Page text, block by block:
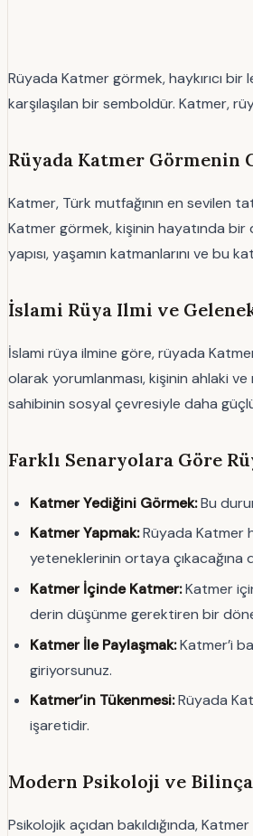
Rüyada Katmer görmek, haykırıcı
karşılaşılan bir semboldür. Katmer,
Rüyada Katmer Görmenin
Katmer, Türk mutfağının en sevilen
Katmer görmek, kişinin hayatında bir
yapısı, yaşamın katmanlarını ve bu
İslami Rüya Ilmi ve
İslami rüya ilmine göre, rüyada
olarak yorumlanması, kişinin ahlaki
sahibinin sosyal çevresiyle daha güçlü
Farklı Senaryolara Göre
Katmer Yediğini Görmek:Bu
Katmer Yapmak:Rüyada Katmer
yeteneklerinin ortaya çıkacağına
Katmer İçinde Katmer:Katmer
derin düşünme gerektiren bir
Katmer İle Paylaşmak:Katmer’i
giriyorsunuz.
Katmer’in Tükenmesi:Rüyada
işaretidir.
Modern Psikoloji ve
Psikolojik açıdan bakıldığında,